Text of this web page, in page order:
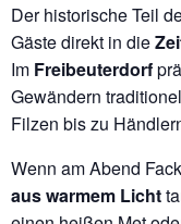
Der historische Teil
Gäste direkt in die
Im Freibeuterdorf
Gewändern
Filzen bis zu
Wenn am Abend
aus warmem Licht